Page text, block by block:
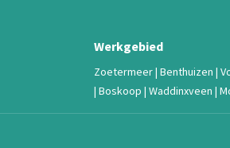
Werkgebied
Zoetermeer| Benthuizen |
| Boskoop | Waddinxveen |